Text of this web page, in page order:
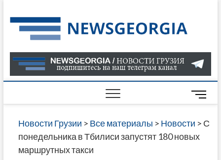
to
content
О
В
ГРУЗИИ
САЙТЕ
M
e
n
u
Новости Грузии > Все материалы > Новости > С
понедельника в Тбилиси запустят 180 новых
маршрутных такси